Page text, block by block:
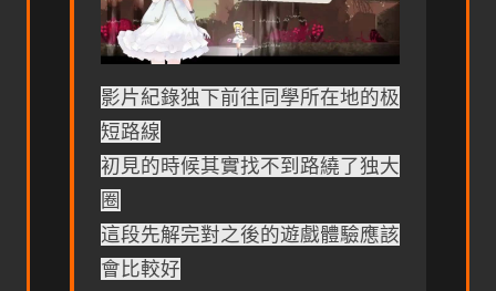
影片紀錄独下前往同學所在地的极
短路線
初見的時候其實找不到路繞了独大
圈
這段先解完對之後的遊戲體驗應該
會比較好